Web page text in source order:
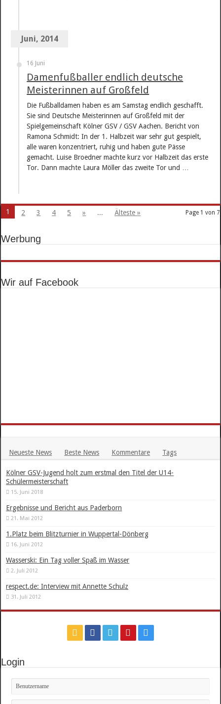
Juni, 2014
16 Juni
Damenfußballer endlich deutsche
Meisterinnen auf Großfeld
Die Fußballdamen haben es am Samstag endlich geschafft.
Sie sind Deutsche Meisterinnen auf Großfeld mit der
Spielgemeinschaft Kölner GSV / GSV Aachen. Bericht von
Ramona Schmidt: In der 1. Halbzeit war sehr gut gespielt,
alle waren konzentriert, ruhig und haben gute Pässe
gemacht. Luise Broedner machte kurz vor Halbzeit das erste
Tor. Dann machte Laura Möller das zweite Tor und …
Page 1 von 7
1 2 3 4 5 » ... Älteste »
Werbung
Wir auf Facebook
Neueste News Beste News Kommentare Tags
Kölner GSV-Jugend holt zum erstmal den Titel der U14-
Schülermeisterschaft
15. Juni 2018
Ergebnisse und Bericht aus Paderborn
21. Mai 2012
1.Platz beim Blitzturnier in Wuppertal-Dönberg
16. Juni 2012
Wasserski: Ein Tag voller Spaß im Wasser
2. Juli 2012
respect.de: Interview mit Annette Schulz
31. Juli 2012
Login